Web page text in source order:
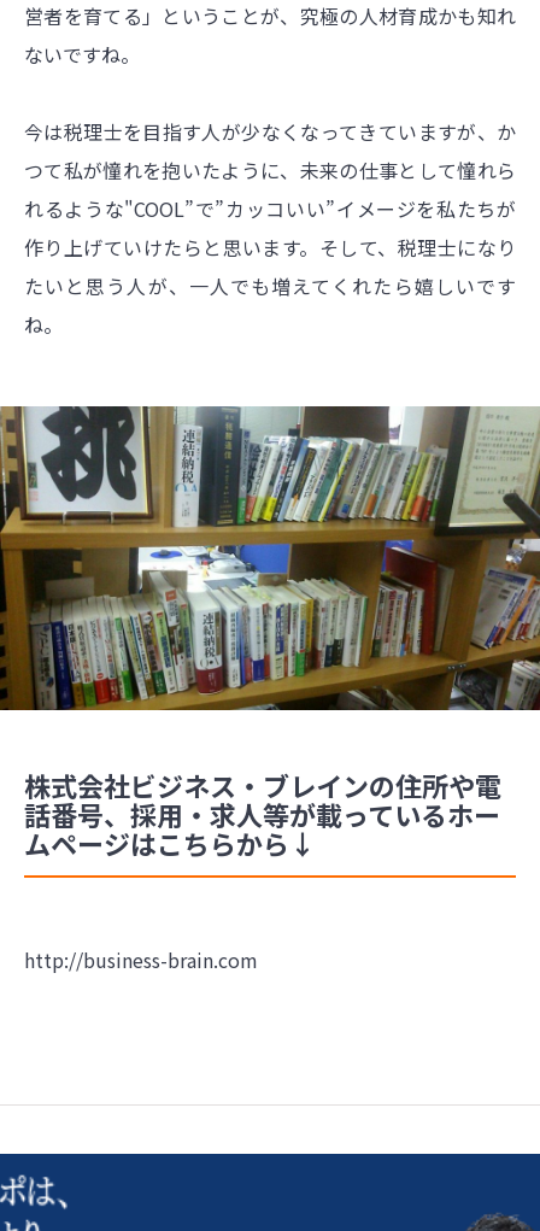
営者を育てる」ということが、究極の人材育成かも知れ
ないですね。
今は税理士を目指す人が少なくなってきていますが、か
つて私が憧れを抱いたように、未来の仕事として憧れら
れるような"COOL”で”カッコいい”イメージを私たちが
作り上げていけたらと思います。そして、税理士になり
たいと思う人が、一人でも増えてくれたら嬉しいです
ね。
株式会社ビジネス・ブレインの住所や電
話番号、採用・求人等が載っているホー
ムページはこちらから↓
http://business-brain.com